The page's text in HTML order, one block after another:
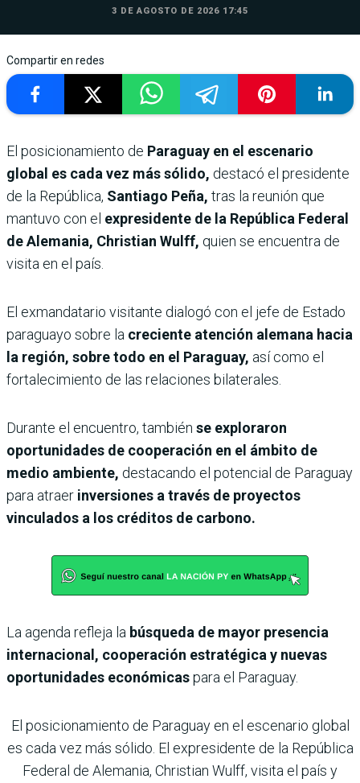
3 DE AGOSTO DE 2026 17:45
Compartir en redes
El posicionamiento de Paraguay en el escenario
global es cada vez más sólido, destacó el presidente
de la República, Santiago Peña, tras la reunión que
mantuvo con el expresidente de la República Federal
de Alemania, Christian Wulff, quien se encuentra de
visita en el país.
El exmandatario visitante dialogó con el jefe de Estado
paraguayo sobre la creciente atención alemana hacia
la región, sobre todo en el Paraguay, así como el
fortalecimiento de las relaciones bilaterales.
Durante el encuentro, también se exploraron
oportunidades de cooperación en el ámbito de
medio ambiente, destacando el potencial de Paraguay
para atraer inversiones a través de proyectos
vinculados a los créditos de carbono.
La agenda refleja la búsqueda de mayor presencia
internacional, cooperación estratégica y nuevas
oportunidades económicaspara el Paraguay.
El posicionamiento de Paraguay en el escenario global
es cada vez más sólido. El expresidente de la República
Federal de Alemania, Christian Wulff, visita el país y